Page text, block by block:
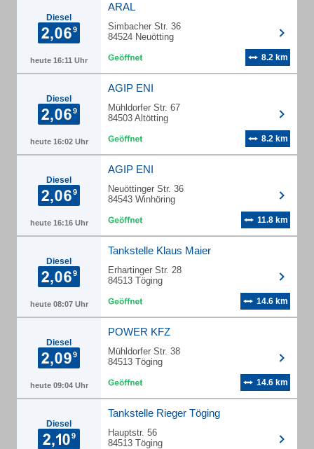
Diesel
heute 16:11 Uhr
ARAL
Simbacher Str. 36
84524 Neuötting
8.2 km
Diesel
heute 16:02 Uhr
AGIP ENI
Mühldorfer Str. 67
84503 Altötting
8.2 km
Diesel
heute 16:16 Uhr
AGIP ENI
Neuöttinger Str. 36
84543 Winhöring
11.8 km
Diesel
heute 08:07 Uhr
Tankstelle Klaus Maier
Erhartinger Str. 28
84513 Töging
14.6 km
Diesel
heute 09:04 Uhr
POWER KFZ
Mühldorfer Str. 38
84513 Töging
14.6 km
Diesel
Tankstelle Rieger Töging
Hauptstr. 56
84513 Töging